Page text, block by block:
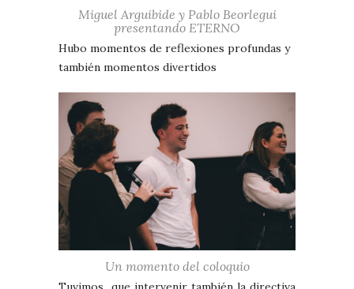
Miguel Arguibide y Pablo Beorlegui
presentando ETERNO
Hubo momentos de reflexiones profundas y
también momentos divertidos
Un momento del coloquio